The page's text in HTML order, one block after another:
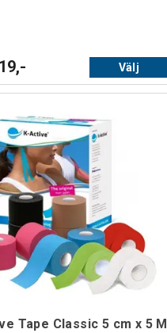
Välj
Tape Classic 5 cm x 5 M